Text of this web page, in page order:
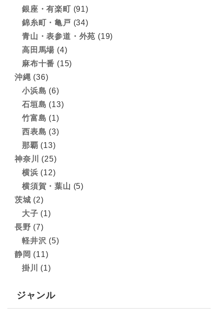
銀座・有楽町 (91)
錦糸町・亀戸 (34)
青山・表参道・外苑 (19)
高田馬場 (4)
麻布十番 (15)
沖縄 (36)
小浜島 (6)
石垣島 (13)
竹富島 (1)
西表島 (3)
那覇 (13)
神奈川
(25)
横浜 (12)
横須賀・葉山 (5)
茨城 (2)
大子 (1)
長野 (7)
軽井沢 (5)
静岡 (11)
掛川
(1)
ジャンル